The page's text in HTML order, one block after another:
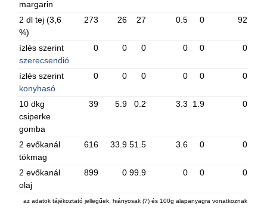
margarin
2 dl tej (3,6
%)
273 26 27 0.5 0 92
ízlés szerint
szerecsendió
0 0 0 0 0 0
ízlés szerint
konyhasó
0 0 0 0 0 0
10 dkg
csiperke
gomba
39 5.9 0.2 3.3 1.9 0
2 evőkanál
tökmag
616 33.9 51.5 3.6 0 0
2 evőkanál
olaj
899 0 99.9 0 0 0
az adatok tájékoztató jellegűek, hiányosak (?) és 100g alapanyagra vonatkoznak